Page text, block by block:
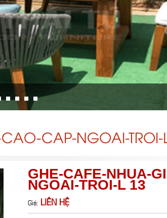
CAP-NGOAI-TROI-
GHE-CAFE-NHUA-
NGOAI-TROI-L 13
Giá: LIÊN HỆ